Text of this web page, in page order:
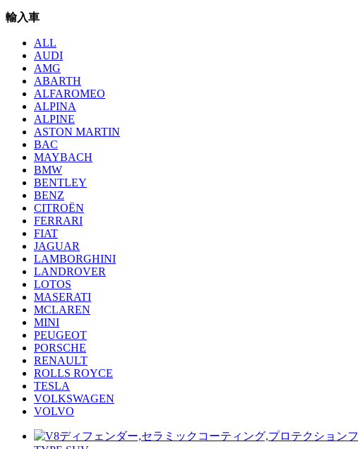
輸入車
ALL
AUDI
AMG
ABARTH
ALFAROMEO
ALPINA
ALPINE
ASTON MARTIN
BAC
MAYBACH
BMW
BENTLEY
BENZ
CITROËN
FERRARI
FIAT
JAGUAR
LAMBORGHINI
LANDROVER
LOTOS
MASERATI
MCLAREN
MINI
PEUGEOT
PORSCHE
RENAULT
ROLLS ROYCE
TESLA
VOLKSWAGEN
VOLVO